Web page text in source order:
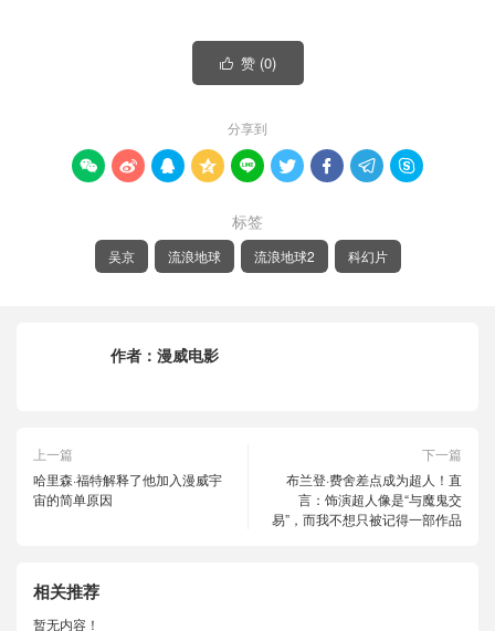
 赞 (0)
分享到
        
标签
吴京 流浪地球 流浪地球2 科幻片
作者： 漫威电影
上一篇
哈里森·福特解释了他加入漫威宇
宙的简单原因
下一篇
布兰登·费舍差点成为超人！直
言：饰演超人像是“与魔鬼交
易”，而我不想只被记得一部作品
相关推荐
暂无内容！